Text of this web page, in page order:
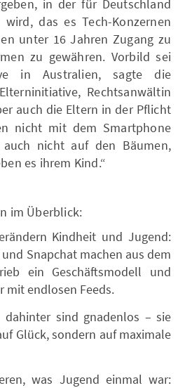
in der für Deutschland
das es Tech-Konzernen
unter 16 Jahren Zugang zu
zu gewähren. Vorbild sei
in Australien, sagte die
Rechtsanwältin
auch die Eltern in der Pflicht
nicht mit dem Smartphone
nicht auf den Bäumen,
es ihrem Kind.“
im Überblick:
Kindheit und Jugend:
Snapchat machen aus dem
ein Geschäftsmodell und
mit endlosen Feeds.
dahinter sind gnadenlos – sie
Glück, sondern auf maximale
was Jugend einmal war: